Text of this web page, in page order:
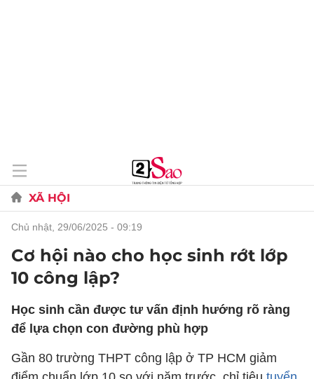
XÃ HỘI
chủ nhật, 29/06/2025 - 09:19
Cơ hội nào cho học sinh rớt lớp
10 công lập?
Học sinh cần được tư vấn định hướng rõ ràng
để lựa chọn con đường phù hợp
Gần 80 trường THPT công lập ở TP HCM giảm